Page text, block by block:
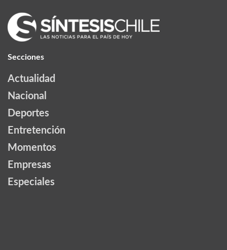
Secciones
Actualidad
Nacional
Deportes
Entretención
Momentos
Empresas
Especiales